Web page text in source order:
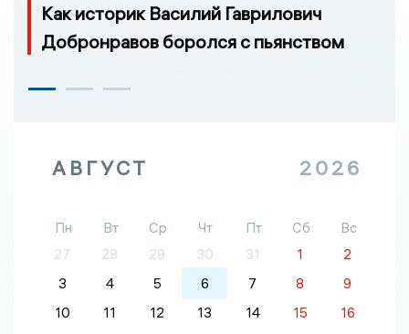
Как историк Василий Гаврилович
Добронравов боролся с пьянством
АВГУСТ 2026
Пн Вт Ср Чт Пт Сб
Вс
27
28 29 30 31 1
2
3
4 5 6 7 8
9
10
11 12 13 14 15
16